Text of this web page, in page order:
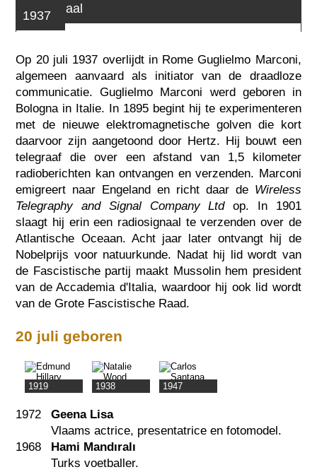
Tijdsignaal
1937
Op 20 juli 1937 overlijdt in Rome Guglielmo Marconi,
algemeen aanvaard als initiator van de draadloze
communicatie. Guglielmo Marconi werd geboren in
Bologna in Italie. In 1895 begint hij te experimenteren
met de nieuwe elektromagnetische golven die kort
daarvoor zijn aangetoond door Hertz. Hij bouwt een
telegraaf die over een afstand van 1,5 kilometer
radioberichten kan ontvangen en verzenden. Marconi
emigreert naar Engeland en richt daar de Wireless
Telegraphy and Signal Company Ltdop. In 1901
slaagt hij erin een radiosignaal te verzenden over de
Atlantische Oceaan. Acht jaar later ontvangt hij de
Nobelprijs voor natuurkunde. Nadat hij lid wordt van
de Fascistische partij maakt Mussolin hem president
van de Accademia d'Italia, waardoor hij ook lid wordt
van de Grote Fascistische Raad.
20 juli geboren
1919 1938 1947
1972
Geena Lisa
Vlaams actrice, presentatrice en fotomodel.
1968
Hami Mandıralı
Turks voetballer.